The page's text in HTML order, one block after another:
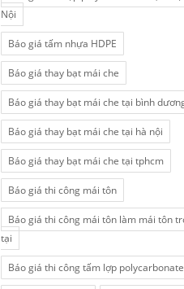
Nội
Báo giá tấm nhựa HDPE
Báo giá thay bạt mái che
Báo giá thay bạt mái che tại bình
Báo giá thay bạt mái che tại hà nội
Báo giá thay bạt mái che tại tphcm
Báo giá thi công mái tôn
Báo giá thi công mái tôn làm mái tôn
tại
Báo giá thi công tấm lợp polycarbonate